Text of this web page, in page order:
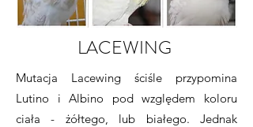
LACEWING
Mutacja Lacewing ściśle przypomina
Lutino i Albino pod względem koloru
ciała - żółtego, lub białego. Jednak